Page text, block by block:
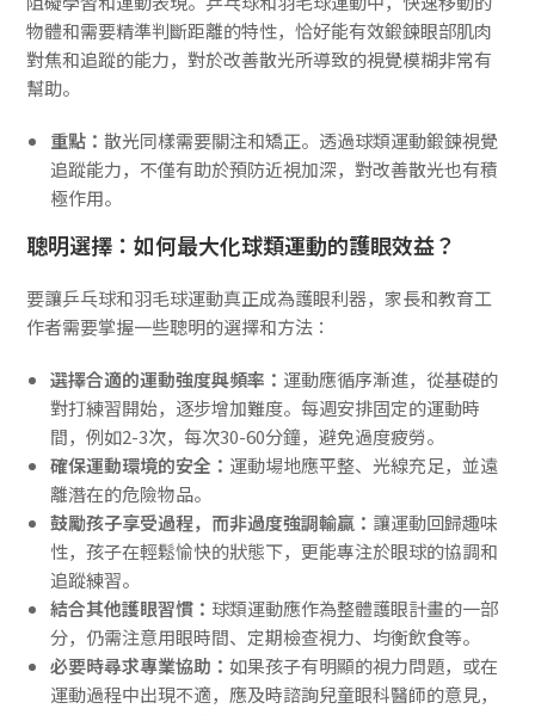
物體和需要精準判斷距離的特性，恰好能有效鍛鍊眼部肌肉
對焦和追蹤的能力，對於改善散光所導致的視覺模糊非常有
幫助。
重點：散光同樣需要關注和矯正。透過球類運動鍛鍊視覺
追蹤能力，不僅有助於預防近視加深，對改善散光也有積
極作用。
聰明選擇：如何最大化球類運動的護眼效益？
要讓乒乓球和羽毛球運動真正成為護眼利器，家長和教育工
作者需要掌握一些聰明的選擇和方法：
選擇合適的運動強度與頻率： 運動應循序漸進，從基礎的
對打練習開始，逐步增加難度。每週安排固定的運動時
間，例如2-3次，每次30-60分鐘，避免過度疲勞。
確保運動環境的安全： 運動場地應平整、光線充足，並遠
離潛在的危險物品。
鼓勵孩子享受過程，而非過度強調輸贏： 讓運動回歸趣味
性，孩子在輕鬆愉快的狀態下，更能專注於眼球的協調和
追蹤練習。
結合其他護眼習慣： 球類運動應作為整體護眼計畫的一部
分，仍需注意用眼時間、定期檢查視力、均衡飲食等。
必要時尋求專業協助：如果孩子有明顯的視力問題，或在
運動過程中出現不適，應及時諮詢兒童眼科醫師的意見，